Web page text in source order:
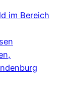
im Bereich